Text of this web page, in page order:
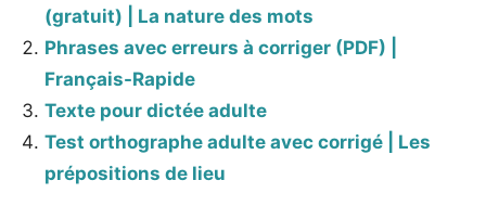
(gratuit) | La nature des mots
Phrases avec erreurs à corriger (PDF) |
Français-Rapide
Texte pour dictée adulte
Test orthographe adulte avec corrigé | Les
prépositions de lieu